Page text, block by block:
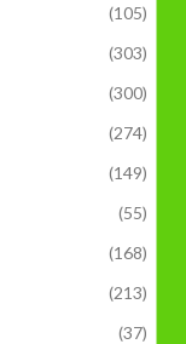
(105)
(303)
(300)
(274)
(149)
(55)
(168)
(213)
(37)